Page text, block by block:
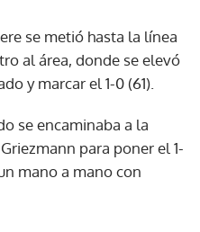
se metió hasta la línea
al área, donde se elevó
y marcar el 1-0 (61).
se encaminaba a la
para poner el 1-
mano a mano con